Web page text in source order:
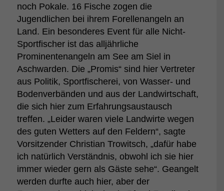
noch Pokale. 16 Fische zogen die
Jugendlichen bei ihrem Forellenangeln an
Land. Ein besonderes Event für alle Nicht-
Sportfischer ist das alljährliche
Prominentenangeln am See am Siel in
Aschwarden. Die „Promis“ sind hier Vertreter
aus Politik, Sportfischerei, von Wasser- und
Bodenverbänden und aus der Landwirtschaft,
die sich hier zum Erfahrungsaustausch
treffen. „Leider waren viele Landwirte wegen
des guten Wetters auf den Feldern“, sagte
Vorsitzender Christian Trowitsch, „dafür habe
ich natürlich Verständnis, obwohl ich sie hier
immer wieder gern als Gäste sehe“. Geangelt
werden durfte auch hier, aber der